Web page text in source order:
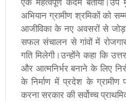
अभियान ग्रामीण श्रमिकों को
आजीविका के नए अवसरों से
सफल संचालन से गांवों में
गति मिलेगी।उन्होंने कहा कि
और आत्मनिर्भर बनाने के लिए
के निर्माण में प्रदेश के ग्रामीण
करना सरकार की सर्वोच्च